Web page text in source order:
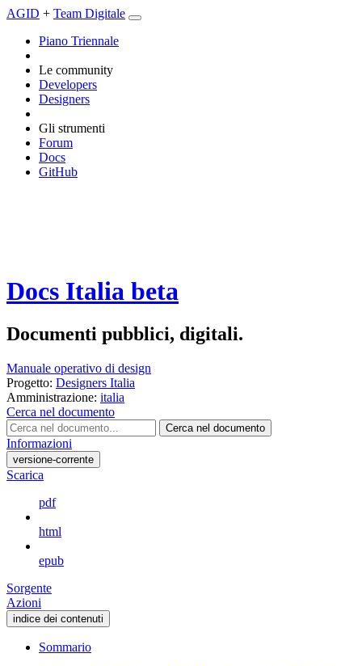
AGID + Team Digitale
Piano Triennale
Le community
Developers
Designers
Gli strumenti
Forum
Docs
GitHub
Docs Italia beta
Documenti pubblici, digitali.
Manuale operativo di design
Progetto: Designers Italia
Amministrazione: italia
Cerca nel documento
Cerca nel documento
Informazioni
versione-corrente
Scarica
pdf
html
epub
Sorgente
Azioni
indice dei contenuti
Sommario